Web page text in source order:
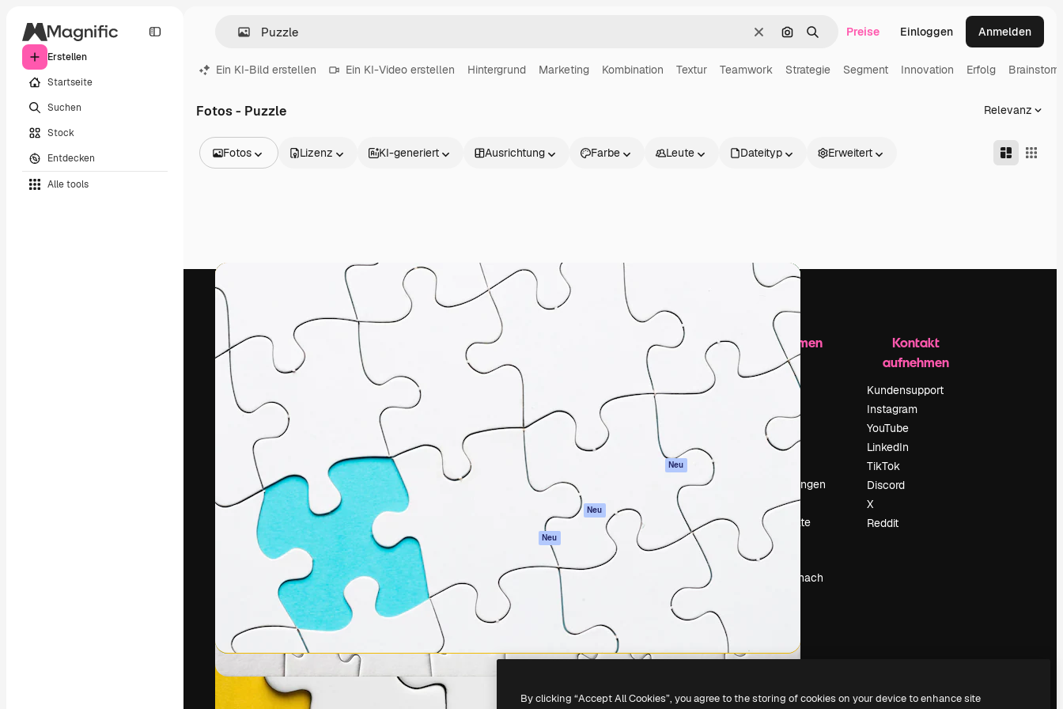
Erstellen
Startseite
Suchen
Stock
Entdecken
Alle tools
LöschenNach Bild suchen
SuchenPreise Einloggen Anmelden
Ein KI-Bild erstellen Ein KI-Video erstellen Hintergrund Marketing Kombination Textur Teamwork Strategie Segment Innovation Erfolg
Fotos - Puzzle Relevanz
Fotos
Videos
Motion Graphics
Videovorlagen
Icons
3D-Modelle
Schriftarten
Lizenz KI-generiert Ausrichtung Farbe Leute Dateityp Erweitert
Die kreative Plattform, um deine beste
Arbeit zu verwirklichen. Mehr als 1 Million
Abonnenten unter Kreativen, Unternehmen,
Agenturen und Studios.
Produkte
Spaces
KI-Assistent
KI-Bildgenerator
KI-Videogenerator
Stimmengenerator
Stock-Inhalte
Claude/ChatGPT
Neu
Neu
Mobile App
Alle Magnific-Tools
Loslegen
Academy
Dokumentation
Support
Datenschutzerklärung
Neu
Cookie-Richtlinie
Vertrauenszentrum
Partner
Unternehmen
Unternehmen
Preise
Karriere
Suchtrends
Veranstaltungen
Slidesgo
Deine Inhalte
verkaufen
Pressesaal
Suchst du nach
Kontakt
aufnehmen
Kundensupport
Instagram
YouTube
LinkedIn
TikTok
Discord
X
Reddit
Copyright © 2010- Freepik Company S.L.U.
By clicking “Accept All Cookies”, you agree to the storing of cookies on your device to enhance site